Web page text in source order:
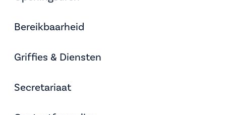
Bereikbaarheid
Griffies & Diensten
Secretariaat